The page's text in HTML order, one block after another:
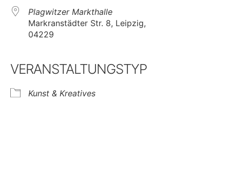
Plagwitzer Markthalle
Markranstädter Str. 8, Leipzig,
04229
VERANSTALTUNGSTYP
Kunst & Kreatives